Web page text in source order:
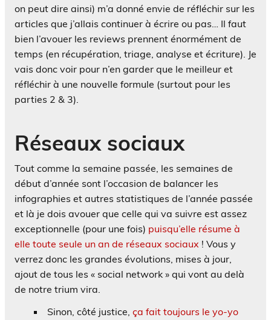
on peut dire ainsi) m’a donné envie de réfléchir sur les
articles que j’allais continuer à écrire ou pas… Il faut
bien l’avouer les reviews prennent énormément de
temps (en récupération, triage, analyse et écriture). Je
vais donc voir pour n’en garder que le meilleur et
réfléchir à une nouvelle formule (surtout pour les
parties 2 & 3).
Réseaux sociaux
Tout comme la semaine passée, les semaines de
début d’année sont l’occasion de balancer les
infographies et autres statistiques de l’année passée
et là je dois avouer que celle qui va suivre est assez
exceptionnelle (pour une fois) puisqu’elle résume à
elle toute seule un an de réseaux sociaux ! Vous y
verrez donc les grandes évolutions, mises à jour,
ajout de tous les « social network » qui vont au delà
de notre trium vira.
Sinon, côté justice, ça fait toujours le yo-yo